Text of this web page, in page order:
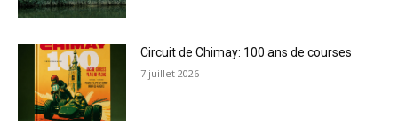
Circuit de Chimay: 100 ans de courses
7 juillet 2026